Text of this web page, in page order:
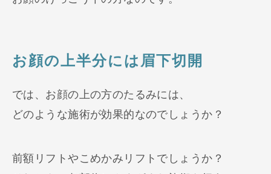
お顔の上半分には眉下切開
では、お顔の上の方のたるみには、
どのような施術が効果的なのでしょうか？
前額リフトやこめかみリフトでしょうか？